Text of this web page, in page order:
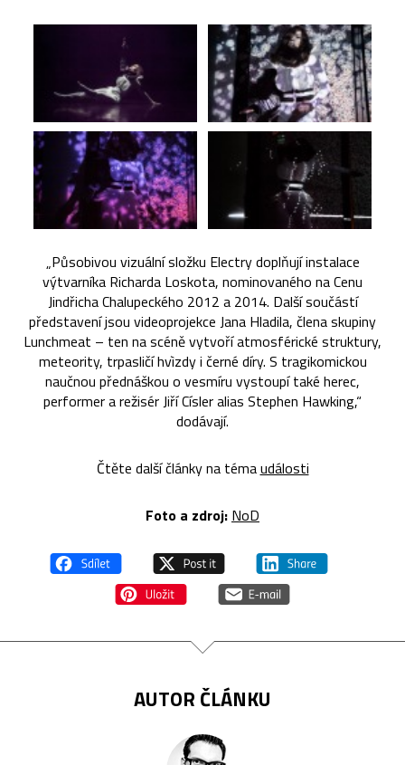
„Působivou vizuální složku Electry doplňují instalace
výtvarníka Richarda Loskota, nominovaného na Cenu
Jindřicha Chalupeckého 2012 a 2014. Další součástí
představení jsou videoprojekce Jana Hladila, člena skupiny
Lunchmeat – ten na scéně vytvoří atmosférické struktury,
meteority, trpasličí hvìzdy i černé díry. S tragikomickou
naučnou přednáškou o vesmíru vystoupí také herec,
performer a režisér Jiří Císler alias Stephen Hawking,“
dodávají.
Čtěte další články na témaudálosti
Foto a zdroj: NoD
AUTOR ČLÁNKU